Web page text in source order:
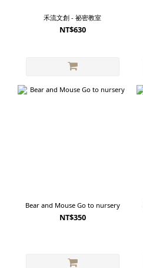
禾流文創 - 祕密教室
NT$630
Bear and Mouse Go to nursery
NT$350